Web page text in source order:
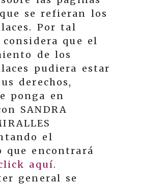
se refieran los
Por tal
que el
de los
pudiera estar
derechos,
ponga en
SANDRA
el
que encontrará
aquí.
general se